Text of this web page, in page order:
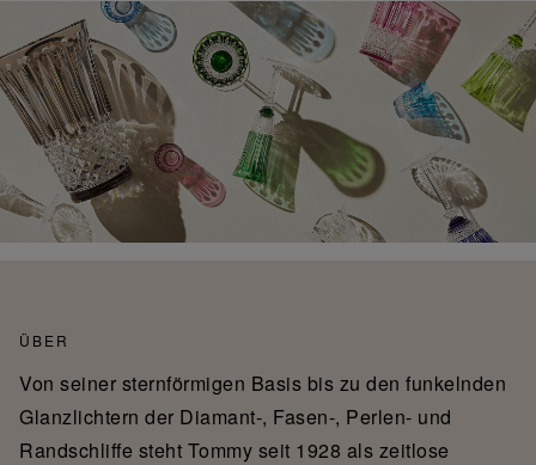
ÜBER
Von seiner sternförmigen Basis bis zu den funkelnden
Glanzlichtern der Diamant-, Fasen-, Perlen- und
Randschliffe steht Tommy seit 1928 als zeitlose